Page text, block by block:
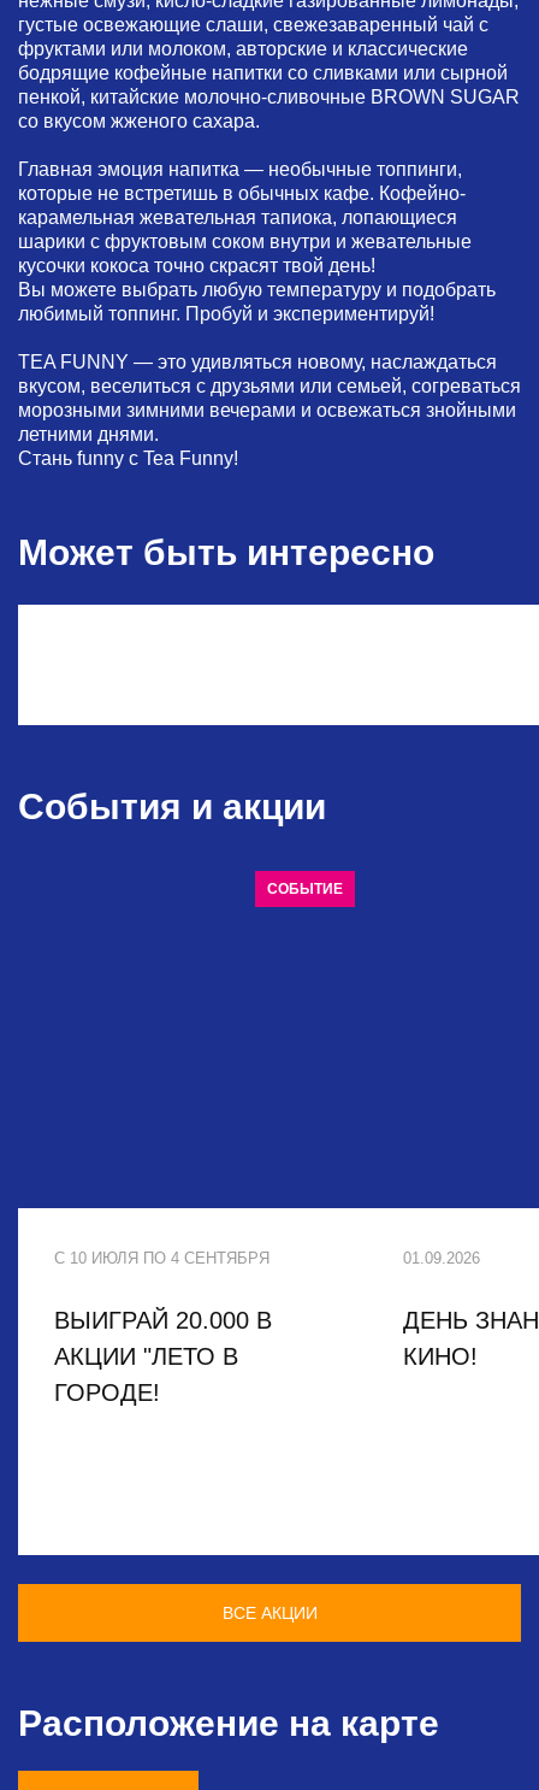
густые освежающие слаши, свежезаваренный чай с
фруктами или молоком, авторские и классические
бодрящие кофейные напитки со сливками или сырной
пенкой, китайские молочно-сливочные BROWN SUGAR
со вкусом жженого сахара.
Главная эмоция напитка — необычные топпинги,
которые не встретишь в обычных кафе. Кофейно-
карамельная жевательная тапиока, лопающиеся
шарики с фруктовым соком внутри и жевательные
кусочки кокоса точно скрасят твой день!
Вы можете выбрать любую температуру и подобрать
любимый топпинг. Пробуй и экспериментируй!
TEA FUNNY — это удивляться новому, наслаждаться
вкусом, веселиться с друзьями или семьей, согреваться
морозными зимними вечерами и освежаться знойными
летними днями.
Стань funny с Tea Funny!
Может быть интересно
События и акции
СОБЫТИЕ
С 10 ИЮЛЯ ПО 4 СЕНТЯБРЯ
ВЫИГРАЙ 20.000 В
АКЦИИ "ЛЕТО В
ГОРОДЕ!
01.09.2026
ДЕНЬ
КИНО!
ВСЕ АКЦИИ
Расположение на карте